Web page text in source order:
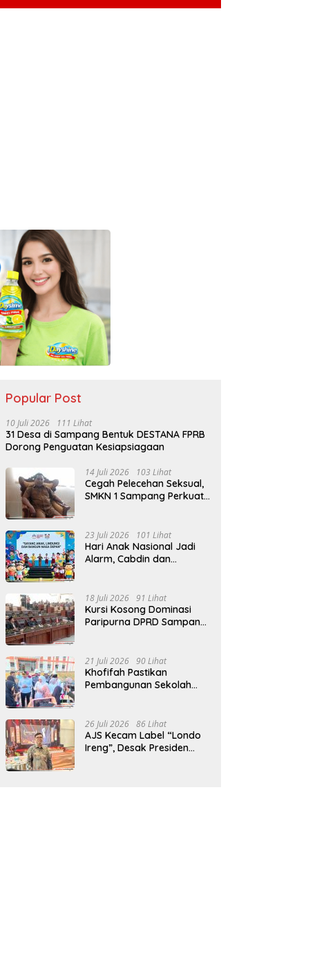
Popular Post
10 Juli 2026 111 Lihat
31 Desa di Sampang Bentuk DESTANA FPRB
Dorong Penguatan Kesiapsiagaan
14 Juli 2026 103 Lihat
Cegah Pelecehan Seksual,
SMKN 1 Sampang Perkuat
23 Juli 2026 101 Lihat
Hari Anak Nasional Jadi
Alarm, Cabdin dan
Kekerasan Seksual Anak
18 Juli 2026 91 Lihat
Kursi Kosong Dominasi
Paripurna DPRD Sampang,
21 Juli 2026 90 Lihat
Khofifah Pastikan
Pembangunan Sekolah
Indonesia Emas
26 Juli 2026 86 Lihat
AJS Kecam Label “Londo
Ireng”, Desak Presiden